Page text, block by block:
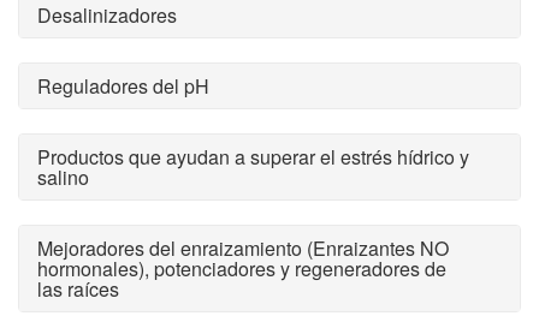
Desalinizadores
Reguladores del pH
Productos que ayudan a superar el estrés hídrico y
salino
Mejoradores del enraizamiento (Enraizantes NO
hormonales), potenciadores y regeneradores de
las raíces